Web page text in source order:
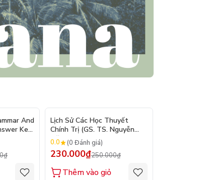
- 10%
And
Key
Lịch Sử Các Học Thuyết
Chính Trị (GS. TS. Nguyễn
Đăng Dung)
0.0 (0 Đánh giá)
230.000₫250.000₫
Thêm vào giỏ